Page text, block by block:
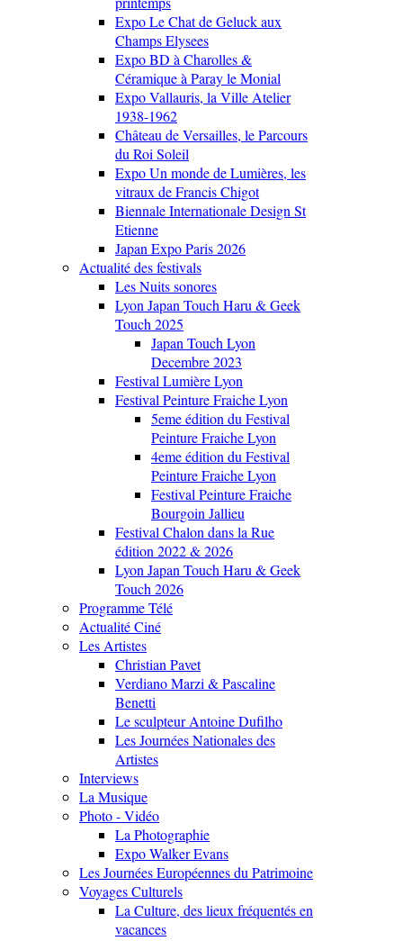
Expo Le Chat de Geluck aux
Champs Elysees
Expo BD à Charolles &
Céramique à Paray le Monial
Expo Vallauris, la Ville Atelier
1938-1962
Château de Versailles, le Parcours
du Roi Soleil
Expo Un monde de Lumières, les
vitraux de Francis Chigot
Biennale Internationale Design St
Etienne
Japan Expo Paris 2026
Actualité des festivals
Les Nuits sonores
Lyon Japan Touch Haru & Geek
Touch 2025
Japan Touch Lyon
Decembre 2023
Festival Lumière Lyon
Festival Peinture Fraiche Lyon
5eme édition du Festival
Peinture Fraiche Lyon
4eme édition du Festival
Peinture Fraiche Lyon
Festival Peinture Fraiche
Bourgoin Jallieu
Festival Chalon dans la Rue
édition 2022 & 2026
Lyon Japan Touch Haru & Geek
Touch 2026
Programme Télé
Actualité Ciné
Les Artistes
Christian Pavet
Verdiano Marzi & Pascaline
Benetti
Le sculpteur Antoine Dufilho
Les Journées Nationales des
Artistes
Interviews
La Musique
Photo - Vidéo
La Photographie
Expo Walker Evans
Les Journées Européennes du Patrimoine
Voyages Culturels
La Culture, des lieux fréquentés en
vacances